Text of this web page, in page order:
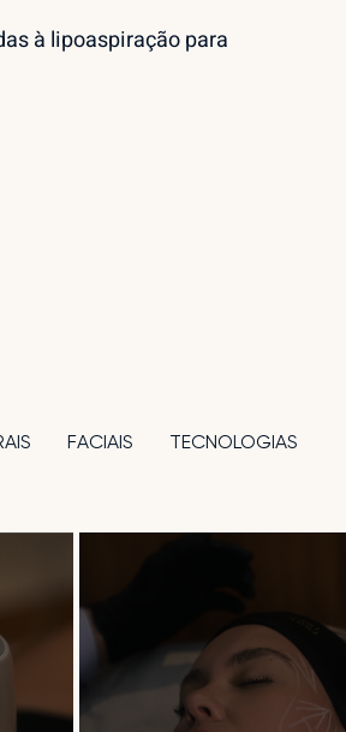
à lipoaspiração para
FACIAIS TECNOLOGIAS